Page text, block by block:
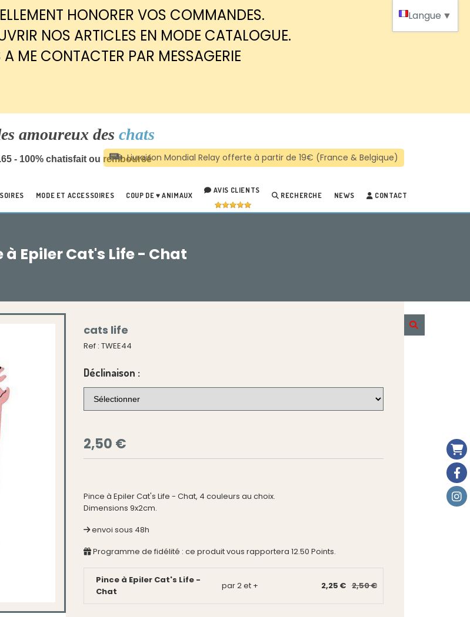
HONORER VOS COMMANDES.
NOS ARTICLES EN MODE CATALOGUE.
A ME CONTACTER PAR MESSAGERIE
amoureux des chats
- 100% chatisfait ou remboursé
MODE ET ACCESSOIRES COUP DE ♥ ANIMAUX
AVIS CLIENTS
RECHERCHE NEWS CONTACT
à Epiler Cat's Life - Chat
cats life
Ref : TWEE44
Déclinaison :
2,50 €
Pince à Epiler Cat's Life - Chat, 4 couleurs au choix.
Dimensions 9x2cm.
envoi sous 48h
Programme de fidélité : ce produit vous rapportera 12.50 Points.
Pince à Epiler Cat's Life -
Chat
par 2 et + 2,25 € 2,50 €
Langue ▼